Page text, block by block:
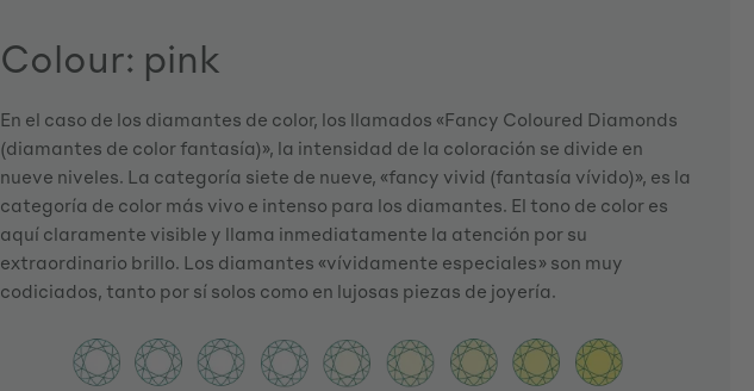
Colour: pink
En el caso de los diamantes de color, los llamados «Fancy Coloured Diamonds
(diamantes de color fantasía)», la intensidad de la coloración se divide en
nueve niveles. La categoría siete de nueve, «fancy vivid (fantasía vívido)», es la
categoría de color más vivo e intenso para los diamantes. El tono de color es
aquí claramente visible y llama inmediatamente la atención por su
extraordinario brillo. Los diamantes «vívidamente especiales» son muy
codiciados, tanto por sí solos como en lujosas piezas de joyería.